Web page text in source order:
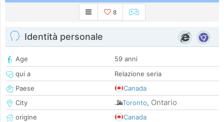
8
Identità personale
Age
59 anni
qui a
Relazione seria
Paese
Canada
City
Toronto, Ontario
origine
Canada